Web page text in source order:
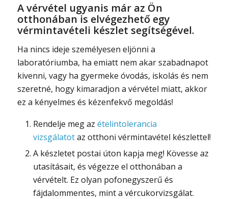
A vérvétel ugyanis már az Ön
otthonában is elvégezhető egy
vérmintavételi készlet segítségével.
Ha nincs ideje személyesen eljönni a
laboratóriumba, ha emiatt nem akar szabadnapot
kivenni, vagy ha gyermeke óvodás, iskolás és nem
szeretné, hogy kimaradjon a vérvétel miatt, akkor
ez a kényelmes és kézenfekvő megoldás!
Rendelje meg az ételintolerancia
vizsgálatotaz otthoni vérmintavétel készlettel!
A készletet postai úton kapja meg! Kövesse az
utasításait, és végezze el otthonában a
vérvételt. Ez olyan pofonegyszerű és
fájdalommentes, mint a vércukorvizsgálat.